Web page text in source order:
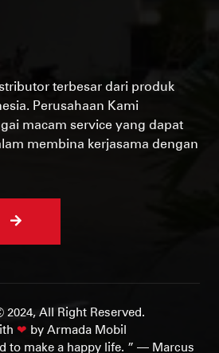
terbesar dari produk
Perusahaan Kami
macam service yang dapat
membina kerjasama dengan
All Right Reserved.
❤ by Armada Mobil
to make a happy life. ” — Marcus